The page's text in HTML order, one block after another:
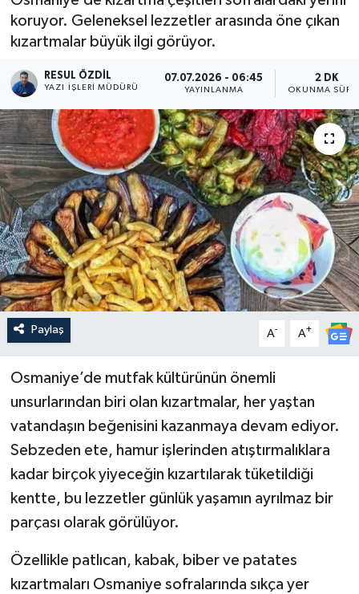
koruyor. Geleneksel lezzetler arasında öne çıkan
kızartmalar büyük ilgi görüyor.
RESUL ÖZDIL
YAZI İŞLERI MÜDÜRÜ
07.07.2026 - 06:45
YAYINLANMA
2 DK
OKUNMA
Paylaş A- A+
Osmaniye’de mutfak kültürünün önemli
unsurlarından biri olan kızartmalar, her yaştan
vatandaşın beğenisini kazanmaya devam ediyor.
Sebzeden ete, hamur işlerinden atıştırmalıklara
kadar birçok yiyeceğin kızartılarak tüketildiği
kentte, bu lezzetler günlük yaşamın ayrılmaz bir
parçası olarak görülüyor.
Özellikle patlıcan, kabak, biber ve patates
kızartmaları Osmaniye sofralarında sıkça yer